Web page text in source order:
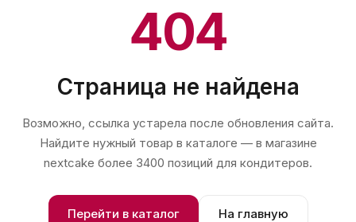
404
Страница не найдена
Возможно, ссылка устарела после обновления сайта.
Найдите нужный товар в каталоге — в магазине
nextcake более 3400 позиций для кондитеров.
Перейти в каталог На главную